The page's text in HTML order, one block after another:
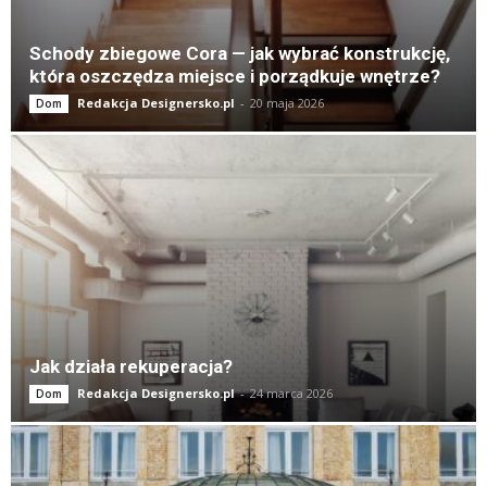
Schody zbiegowe Cora — jak wybrać konstrukcję,
która oszczędza miejsce i porządkuje wnętrze?
Dom Redakcja Designersko.pl - 20 maja 2026
Jak działa rekuperacja?
Dom Redakcja Designersko.pl - 24 marca 2026